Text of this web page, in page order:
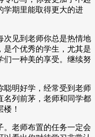
学期里能取得更大的进
见到老师你总是热情地
是个优秀的学生，尤其是
们一种美的享受。继续努
明好学，经常受到老师
名列前茅，老师和同学都
！
老师布置的任务一定会